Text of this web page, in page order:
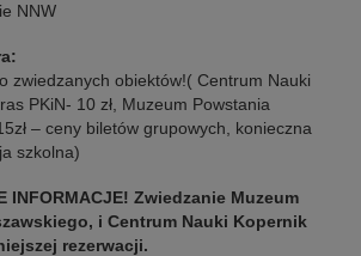
NNW
zwiedzanych obiektów!( Centrum Nauki
PKiN- 10 zł, Muzeum Powstania
– ceny biletów grupowych, konieczna
szkolna)
INFORMACJE! Zwiedzanie Muzeum
i Centrum Nauki Kopernik
rezerwacji.